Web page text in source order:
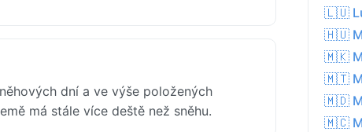
dní a ve výše položených
má stále více deště než sněhu.
🇱🇺
🇭🇺
🇲🇰
🇲🇹
🇲🇩
🇲🇨